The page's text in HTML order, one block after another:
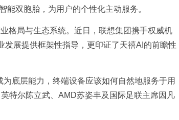
双胞胎，为用户的个性化主动服务。
格局与生态系统。近日，联想集团携手权威机
展提供框架性指导，更印证了天禧AI的前瞻性
底层能力，终端设备应该如何自然地服务于用
特尔陈立武、AMD苏姿丰及国际足联主席因凡